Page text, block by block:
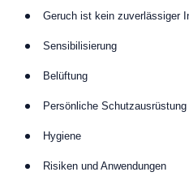
Geruch ist kein zuverlässiger
Sensibilisierung
Belüftung
Persönliche Schutzausrüstung
Hygiene
Risiken und Anwendungen